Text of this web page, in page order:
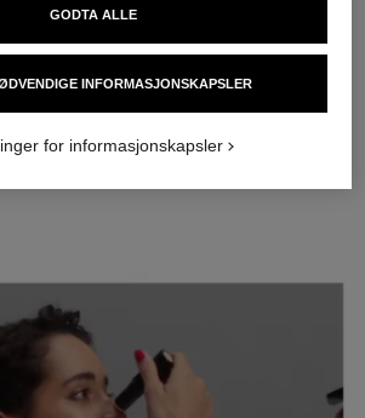
i utvalgte markeder
INFORMASJONSKAPSLER
GODTA ALLE
for informasjonskapsler